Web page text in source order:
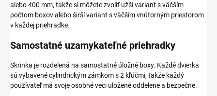
alebo 400 mm, takže si môžete zvoliť užší variant s väčším
počtom boxov alebo širší variant s väčším vnútorným priestorom
v každej priehradke.
Samostatné uzamykateľné priehradky
Skrinka je rozdelená na samostatné úložné boxy. Každé dvierka
sú vybavené cylindrickým zámkom s 2 kľúčmi, takže každý
používateľ má svoje osobné veci uložené oddelene a bezpečne.